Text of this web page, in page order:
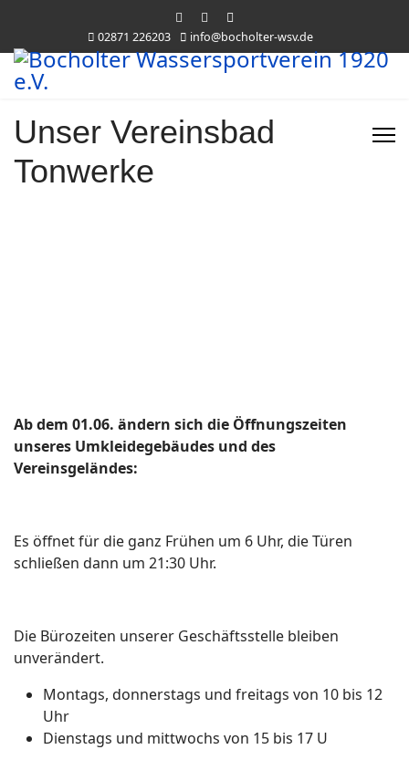
02871 226203 info@bocholter-wsv.de
Unser Vereinsbad
Tonwerke
Ab dem 01.06. ändern sich die Öffnungszeiten
unseres Umkleidegebäudes und des
Vereinsgeländes:
Es öffnet für die ganz Frühen um 6 Uhr, die Türen
schließen dann um 21:30 Uhr.
Die Bürozeiten unserer Geschäftsstelle bleiben
unverändert.
Montags, donnerstags und freitags von 10 bis 12
Uhr
Dienstags und mittwochs von 15 bis 17 U